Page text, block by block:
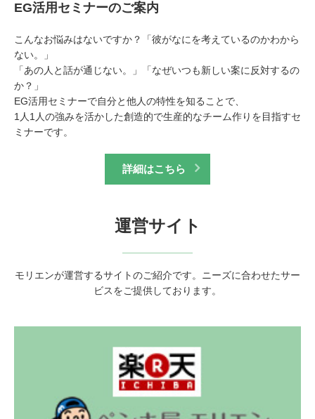
EG活用セミナーのご案内
こんなお悩みはないですか？「彼がなにを考えているのかわから
ない。」
「あの人と話が通じない。」「なぜいつも新しい案に反対するの
か？」
EG活用セミナーで自分と他人の特性を知ることで、
1人1人の強みを活かした創造的で生産的なチーム作りを目指すセ
ミナーです。
詳細はこちら
運営サイト
モリエンが運営するサイトのご紹介です。ニーズに合わせたサー
ビスをご提供しております。